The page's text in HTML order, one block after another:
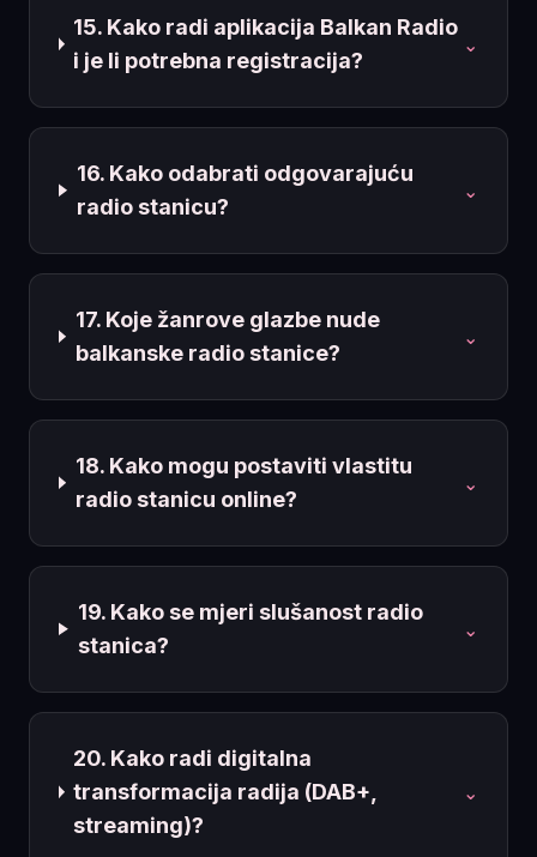
15. Kako radi aplikacija Balkan Radio
i je li potrebna registracija?
⌄
16. Kako odabrati odgovarajuću
radio stanicu?
⌄
17. Koje žanrove glazbe nude
balkanske radio stanice?
⌄
18. Kako mogu postaviti vlastitu
radio stanicu online?
⌄
19. Kako se mjeri slušanost radio
stanica?
⌄
20. Kako radi digitalna
transformacija radija (DAB+,
streaming)?
⌄